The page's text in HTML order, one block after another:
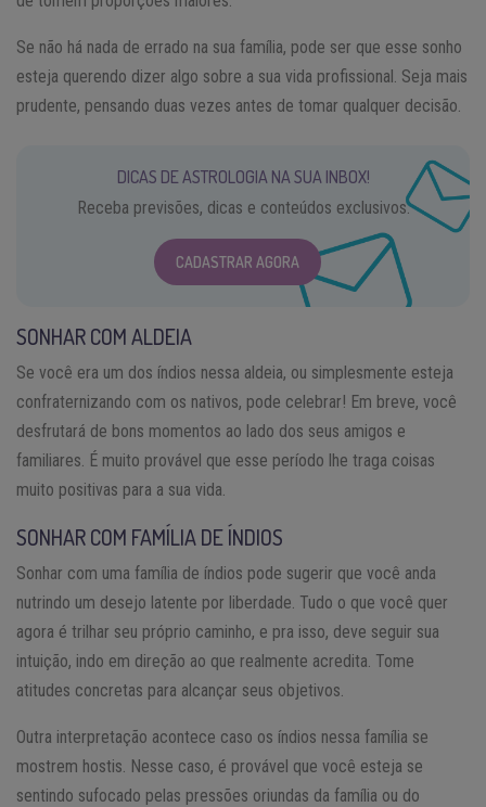
Se não há nada de errado na sua família, pode ser que esse sonho
esteja querendo dizer algo sobre a sua vida profissional. Seja mais
prudente, pensando duas vezes antes de tomar qualquer decisão.
DICAS DE ASTROLOGIA NA SUA INBOX!
Receba previsões, dicas e conteúdos exclusivos.
CADASTRAR AGORA
SONHAR COM ALDEIA
Se você era um dos índios nessa aldeia, ou simplesmente esteja
confraternizando com os nativos, pode celebrar! Em breve, você
desfrutará de bons momentos ao lado dos seus amigos e
familiares. É muito provável que esse período lhe traga coisas
muito positivas para a sua vida.
SONHAR COM FAMÍLIA DE ÍNDIOS
Sonhar com uma família de índios pode sugerir que você anda
nutrindo um desejo latente por liberdade. Tudo o que você quer
agora é trilhar seu próprio caminho, e pra isso, deve seguir sua
intuição, indo em direção ao que realmente acredita. Tome
atitudes concretas para alcançar seus objetivos.
Outra interpretação acontece caso os índios nessa família se
mostrem hostis. Nesse caso, é provável que você esteja se
sentindo sufocado pelas pressões oriundas da família ou do